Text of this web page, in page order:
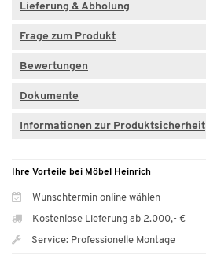
Lieferung & Abholung
Frage zum Produkt
Bewertungen
Dokumente
Informationen zur Produktsicherheit
Ihre Vorteile bei Möbel Heinrich
Wunschtermin online wählen
Kostenlose Lieferung ab 2.000,- €
Service: Professionelle Montage